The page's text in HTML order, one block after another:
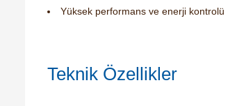
Yüksek performans ve enerji kontrolü
Teknik Özellikler